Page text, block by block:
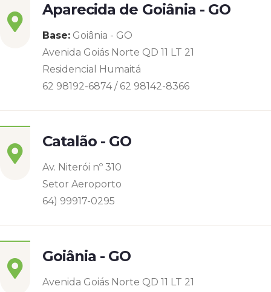
Aparecida de Goiânia - GO
Base: Goiânia - GO
Avenida Goiás Norte QD 11 LT 21
Residencial Humaitá
62 98192-6874 / 62 98142-8366
Catalão - GO
Av. Niterói nº 310
Setor Aeroporto
64) 99917-0295
Goiânia - GO
Avenida Goiás Norte QD 11 LT 21